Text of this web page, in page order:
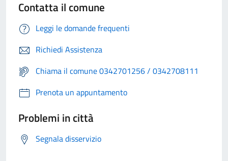
Contatta il comune
Leggi le domande frequenti
Richiedi Assistenza
Chiama il comune 0342701256 / 0342708111
Prenota un appuntamento
Problemi in città
Segnala disservizio